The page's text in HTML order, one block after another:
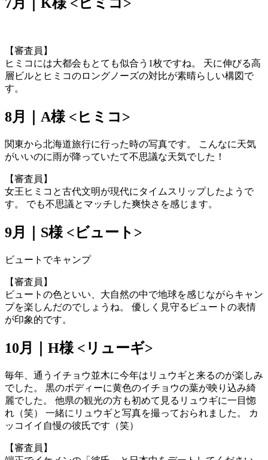
7月｜K様 <ヒミコ>
【審査員】
ヒミコには大都会もとても似合う1枚ですね。 天に伸びる高
層ビルとヒミコのロングノーズの対比が素晴らしい構図で
す。
8月｜A様 <ヒミコ>
関東から北海道旅行に行った時の写真です。 こんなに天気
がいいのに雨が降っていたて不思議な天気でした！
【審査員】
女王ヒミコと古代文明が現代にタイムスリップしたようで
す。 でも不思議とマッチした爽快さを感じます。
9月｜S様 <ビュート>
ビュートでキャンプ
【審査員】
ビュートの色といい、大自然の中で地球を感じながらキャン
プを楽しんだのでしょうね。 優しく見守るビュートの表情
が印象的です。
10月｜H様 <リューギ>
毎年、通うイチョウ並木に今年はリュウギと来るのが楽しみ
でした。 黒のボディーに黄色のイチョウの葉が映り込み綺
麗でした。 他県の観光の方も初めて見るリュウギに一目惚
れ（笑） 一緒にリュウギと写真を撮っておられました。 カ
ッコイイ自慢の彼氏です（笑）
【審査員】